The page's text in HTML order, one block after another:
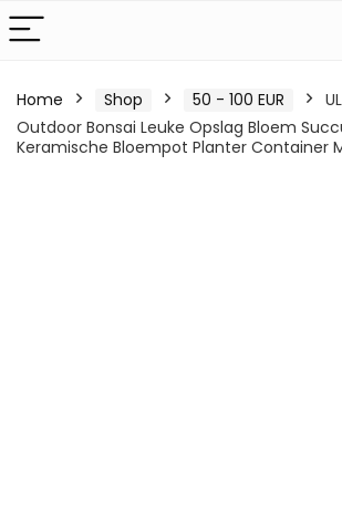
Home Shop 50 - 100 EUR
Outdoor Bonsai Leuke Opslag Bloem
Keramische Bloempot Planter Container